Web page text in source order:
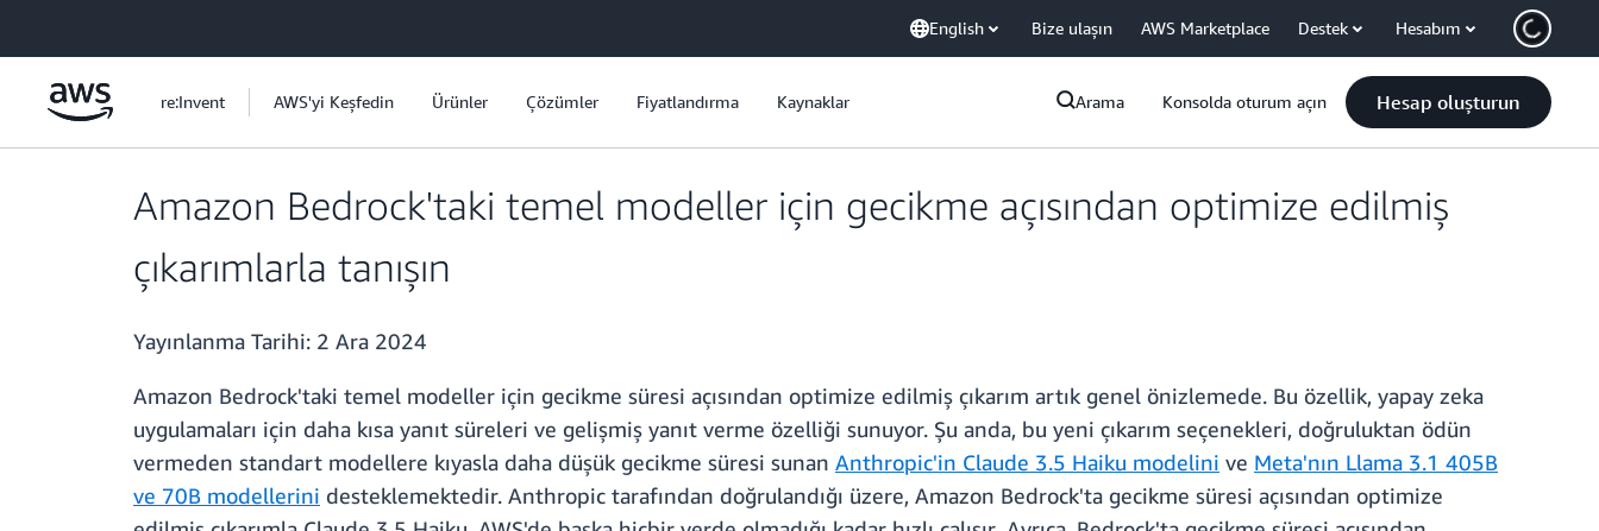
English Bize ulaşın AWS Marketplace Destek Hesabım
re:Invent AWS'yi Keşfedin Ürünler Çözümler Fiyatlandırma Kaynaklar Arama Konsolda oturum açın Hesap oluşturun
Amazon Bedrock'taki temel modeller için gecikme açısından optimize edilmiş
çıkarımlarla tanışın
Yayınlanma Tarihi: 2 Ara 2024
Amazon Bedrock'taki temel modeller için gecikme süresi açısından optimize edilmiş çıkarım artık genel önizlemede. Bu özellik, yapay zeka
uygulamaları için daha kısa yanıt süreleri ve gelişmiş yanıt verme özelliği sunuyor. Şu anda, bu yeni çıkarım seçenekleri, doğruluktan ödün
vermeden standart modellere kıyasla daha düşük gecikme süresi sunan Anthropic'in Claude 3.5 Haiku modelini ve Meta'nın Llama 3.1 405B
ve 70B modellerini desteklemektedir. Anthropic tarafından doğrulandığı üzere, Amazon Bedrock'ta gecikme süresi açısından optimize